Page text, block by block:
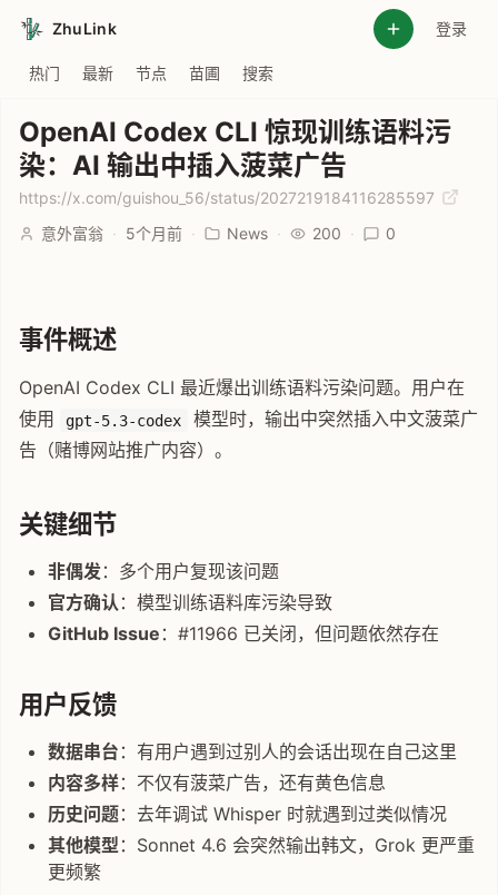
ZhuLink 登录
热门 最新 节点 苗圃 搜索
OpenAI Codex CLI 惊现训练语料污
染：AI 输出中插入菠菜广告
https://x.com/guishou_56/status/2027219184116285597
意外富翁 · 5个月前 · News · 200 · 0
事件概述
OpenAI Codex CLI 最近爆出训练语料污染问题。用户在
使用
gpt-5.3-codex
模型时，输出中突然插入中文菠菜广
告（赌博网站推广内容）。
关键细节
非偶发：多个用户复现该问题
官方确认 ：模型训练语料库污染导致
GitHub Issue ：#11966 已关闭，但问题依然存在
用户反馈
数据串台 ：有用户遇到过别人的会话出现在自己这里
内容多样：不仅有菠菜广告，还有黄色信息
历史问题：去年调试 Whisper 时就遇到过类似情况
其他模型 ：Sonnet 4.6 会突然输出韩文，Grok 更严重
更频繁